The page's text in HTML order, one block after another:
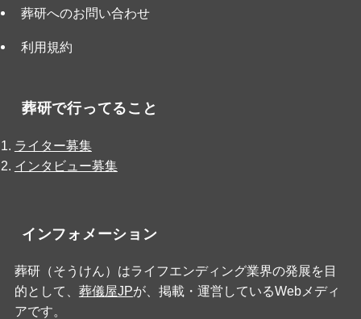
葬研へのお問い合わせ
利用規約
葬研で行ってること
ライター募集
インタビュー募集
インフォメーション
葬研（そうけん）はライフエンディング業界の発展を目
的として、 葬儀屋JPが、掲載・運営しているWebメディ
アです。